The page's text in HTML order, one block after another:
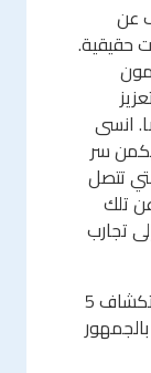
عن
حقيقية.
انسى
سر
تتصل
تلك
تجارب
جهز بوصلتك الرقمية، لأننا على وشك استكشاف 5